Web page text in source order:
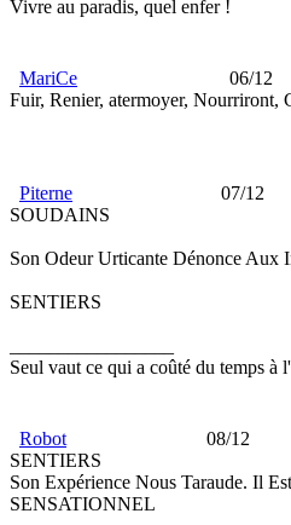
Vivre au paradis, quel enfer !
MariCe 06/12
Fuir, Renier, atermoyer, Nourriront,
Piterne 07/12
SOUDAINS
Son Odeur Urticante Dénonce Aux
SENTIERS
Seul vaut ce qui a coûté du temps à
Robot 08/12
SENTIERS
Son Expérience Nous Taraude. Il
SENSATIONNEL